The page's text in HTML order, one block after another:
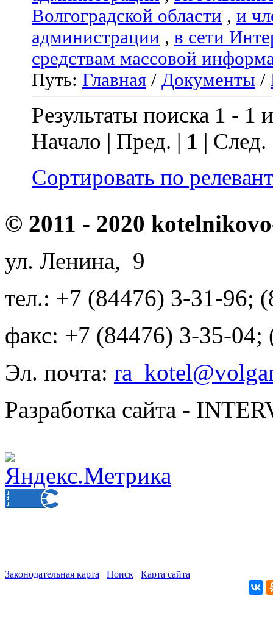
Волгоградской области , и
администрации , в сети
средствам массовой
Путь: Главная / Документы /
Результаты поиска 1 - 1
Начало | Пред. | 1 |
Сортировать по
© 2011 - 2020
ул. Ленина, 9
тел.: +7 (84476) 3-31-96;
факс: +7 (84476) 3-35-04;
Эл. почта:
Разработка сайта -
Законодательная карта Поиск Карта сайта